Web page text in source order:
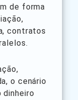
de forma
contratos
o cenário
dinheiro